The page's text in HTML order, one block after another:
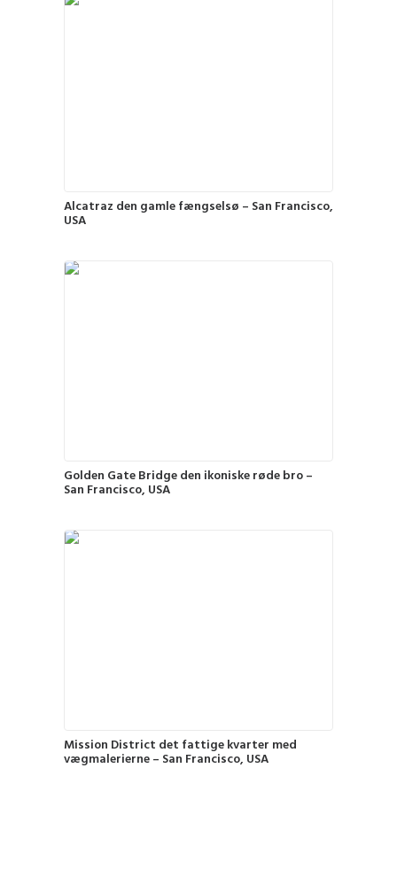
Alcatraz den gamle fængselsø – San Francisco,
USA
Golden Gate Bridge den ikoniske røde bro –
San Francisco, USA
Mission District det fattige kvarter med
vægmalerierne – San Francisco, USA